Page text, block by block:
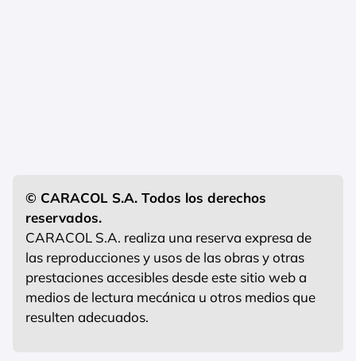
© CARACOL S.A. Todos los derechos
reservados.
CARACOL S.A. realiza una reserva expresa de
las reproducciones y usos de las obras y otras
prestaciones accesibles desde este sitio web a
medios de lectura mecánica u otros medios que
resulten adecuados.